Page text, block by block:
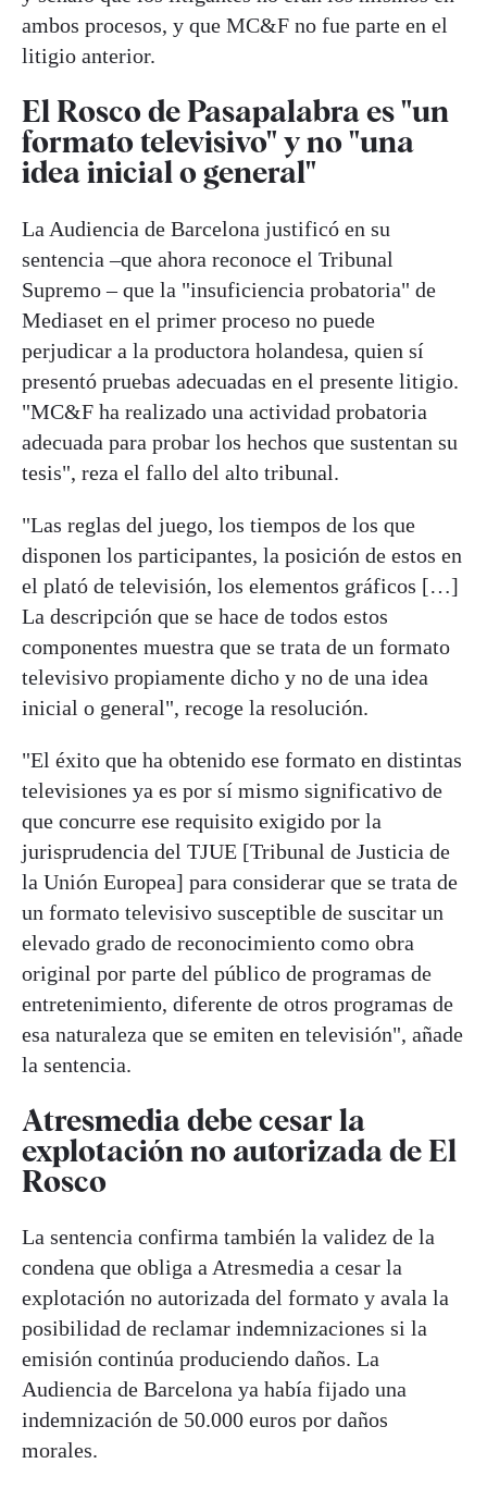
ambos procesos, y que MC&F no fue parte en el
litigio anterior.
El Rosco de Pasapalabra es "un
formato televisivo" y no "una
idea inicial o general"
La Audiencia de Barcelona justificó en su
sentencia –que ahora reconoce el Tribunal
Supremo – que la "insuficiencia probatoria" de
Mediaset en el primer proceso no puede
perjudicar a la productora holandesa, quien sí
presentó pruebas adecuadas en el presente litigio.
"MC&F ha realizado una actividad probatoria
adecuada para probar los hechos que sustentan su
tesis", reza el fallo del alto tribunal.
"Las reglas del juego, los tiempos de los que
disponen los participantes, la posición de estos en
el plató de televisión, los elementos gráficos […]
La descripción que se hace de todos estos
componentes muestra que se trata de un formato
televisivo propiamente dicho y no de una idea
inicial o general", recoge la resolución.
"El éxito que ha obtenido ese formato en distintas
televisiones ya es por sí mismo significativo de
que concurre ese requisito exigido por la
jurisprudencia del TJUE [Tribunal de Justicia de
la Unión Europea] para considerar que se trata de
un formato televisivo susceptible de suscitar un
elevado grado de reconocimiento como obra
original por parte del público de programas de
entretenimiento, diferente de otros programas de
esa naturaleza que se emiten en televisión", añade
la sentencia.
Atresmedia debe cesar la
explotación no autorizada de El
Rosco
La sentencia confirma también la validez de la
condena que obliga a Atresmedia a cesar la
explotación no autorizada del formato y avala la
posibilidad de reclamar indemnizaciones si la
emisión continúa produciendo daños. La
Audiencia de Barcelona ya había fijado una
indemnización de 50.000 euros por daños
morales.